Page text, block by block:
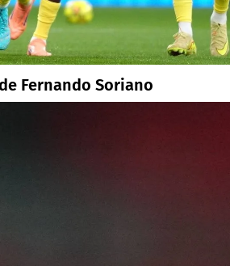
Fernando Soriano